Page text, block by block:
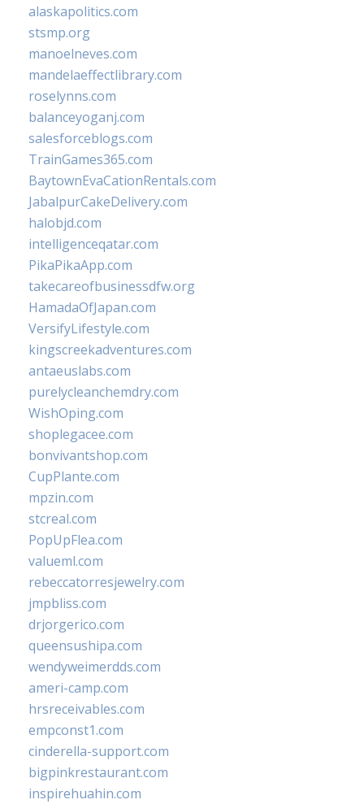
alaskapolitics.com
stsmp.org
manoelneves.com
mandelaeffectlibrary.com
roselynns.com
balanceyoganj.com
salesforceblogs.com
TrainGames365.com
BaytownEvaCationRentals.com
JabalpurCakeDelivery.com
halobjd.com
intelligenceqatar.com
PikaPikaApp.com
takecareofbusinessdfw.org
HamadaOfJapan.com
VersifyLifestyle.com
kingscreekadventures.com
antaeuslabs.com
purelycleanchemdry.com
WishOping.com
shoplegacee.com
bonvivantshop.com
CupPlante.com
mpzin.com
stcreal.com
PopUpFlea.com
valueml.com
rebeccatorresjewelry.com
jmpbliss.com
drjorgerico.com
queensushipa.com
wendyweimerdds.com
ameri-camp.com
hrsreceivables.com
empconst1.com
cinderella-support.com
bigpinkrestaurant.com
inspirehuahin.com